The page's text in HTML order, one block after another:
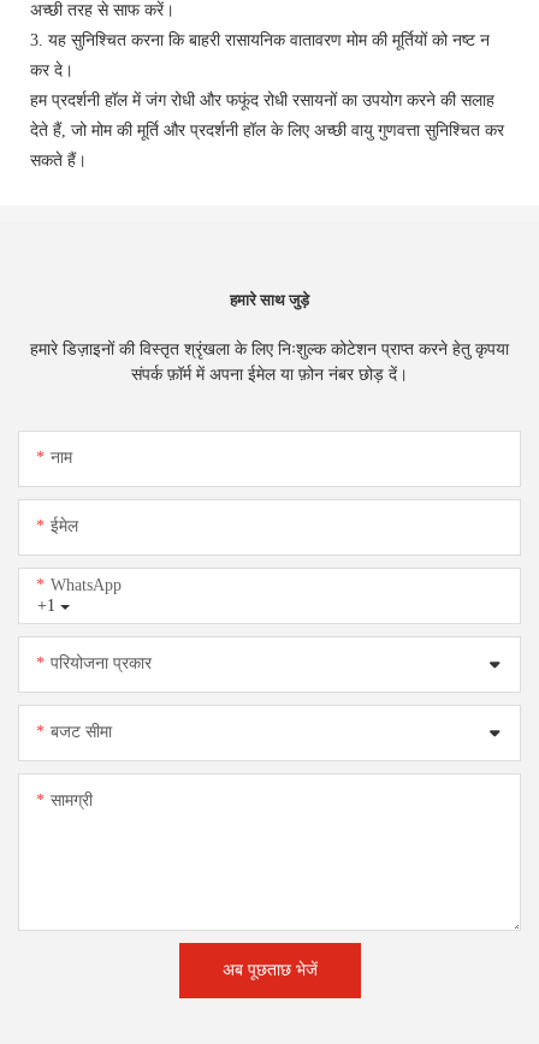
अच्छी तरह से साफ करें।
3. यह सुनिश्चित करना कि बाहरी रासायनिक वातावरण मोम की मूर्तियों को नष्ट न
कर दे।
हम प्रदर्शनी हॉल में जंग रोधी और फफूंद रोधी रसायनों का उपयोग करने की सलाह
देते हैं, जो मोम की मूर्ति और प्रदर्शनी हॉल के लिए अच्छी वायु गुणवत्ता सुनिश्चित कर
सकते हैं।
हमारे साथ जुड़े
हमारे डिज़ाइनों की विस्तृत श्रृंखला के लिए निःशुल्क कोटेशन प्राप्त करने हेतु कृपया
संपर्क फ़ॉर्म में अपना ईमेल या फ़ोन नंबर छोड़ दें।
नाम
ईमेल
+1
WhatsApp
परियोजना प्रकार
बजट सीमा
सामग्री
अब पूछताछ भेजें